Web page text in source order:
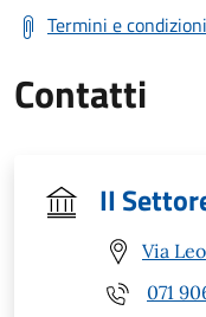
Termini e
Contatti
II
Via
071